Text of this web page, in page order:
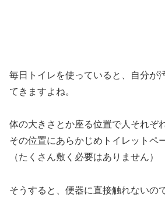
毎日トイレを使っていると、自分が
てきますよね。
体の大きさとか座る位置で人それぞ
その位置にあらかじめトイレットペ
（たくさん敷く必要はありません）
そうすると、便器に直接触れないの